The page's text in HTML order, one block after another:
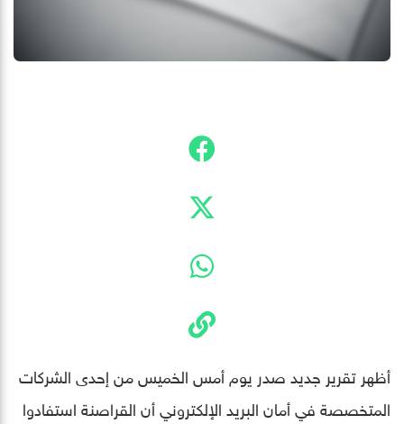
أظهر تقرير جديد صدر يوم أمس الخميس من إحدى الشركات
المتخصصة في أمان البريد الإلكتروني أن القراصنة استفادوا